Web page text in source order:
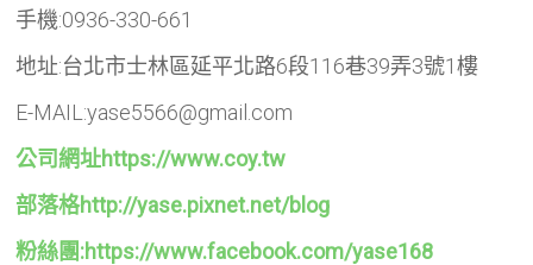
手機:0936-330-661
地址:台北市士林區延平北路6段116巷39弄3號1樓
E-MAIL:yase5566@gmail.com
公司網址https://www.coy.tw
部落格http://yase.pixnet.net/blog
粉絲團:https://www.facebook.com/yase168